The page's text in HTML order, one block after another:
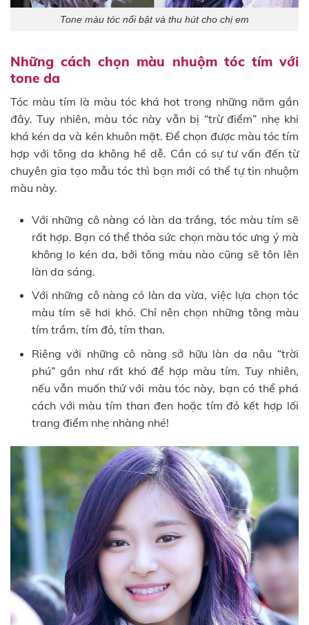
Tone màu tóc nổi bật và thu hút cho chị em
Những cách chọn màu nhuộm tóc tím với
tone da
Tóc màu tím là màu tóc khá hot trong những năm gần
đây. Tuy nhiên, màu tóc này vẫn bị “trừ điểm” nhẹ khi
khá kén da và kén khuôn mặt. Để chọn được màu tóc tím
hợp với tông da không hề dễ. Cần có sự tư vấn đến từ
chuyên gia tạo mẫu tóc thì bạn mới có thể tự tin nhuộm
màu này.
Với những cô nàng có làn da trắng, tóc màu tím sẽ
rất hợp. Bạn có thể thỏa sức chọn màu tóc ưng ý mà
không lo kén da, bởi tông màu nào cũng sẽ tôn lên
làn da sáng.
Với những cô nàng có làn da vừa, việc lựa chọn tóc
màu tím sẽ hơi khó. Chỉ nên chọn những tông màu
tím trầm, tím đỏ, tím than.
Riêng với những cô nàng sở hữu làn da nâu “trời
phú” gần như rất khó để hợp màu tím. Tuy nhiên,
nếu vẫn muốn thử với màu tóc này, bạn có thể phá
cách với màu tím than đen hoặc tím đỏ kết hợp lối
trang điểm nhẹ nhàng nhé!